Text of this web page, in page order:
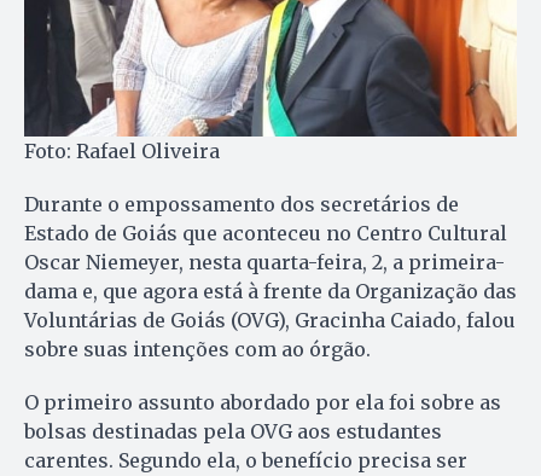
Foto: Rafael Oliveira
Durante o empossamento dos secretários de
Estado de Goiás que aconteceu no Centro Cultural
Oscar Niemeyer, nesta quarta-feira, 2, a primeira-
dama e, que agora está à frente da Organização das
Voluntárias de Goiás (OVG), Gracinha Caiado, falou
sobre suas intenções com ao órgão.
O primeiro assunto abordado por ela foi sobre as
bolsas destinadas pela OVG aos estudantes
carentes. Segundo ela, o benefício precisa ser